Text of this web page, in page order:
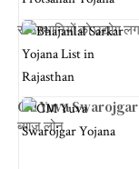
राजस्थानियों को
CM Yuva Swarojgar
ब्याज लोन